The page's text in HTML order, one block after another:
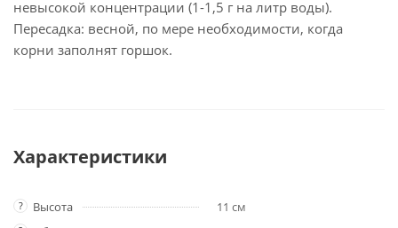
невысокой концентрации (1-1,5 г на литр воды).
Пересадка: весной, по мере необходимости, когда
корни заполнят горшок.
Характеристики
? Высота 11 см